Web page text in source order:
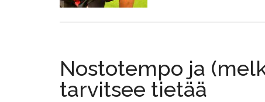
Nostotempo ja
tarvitsee tietää